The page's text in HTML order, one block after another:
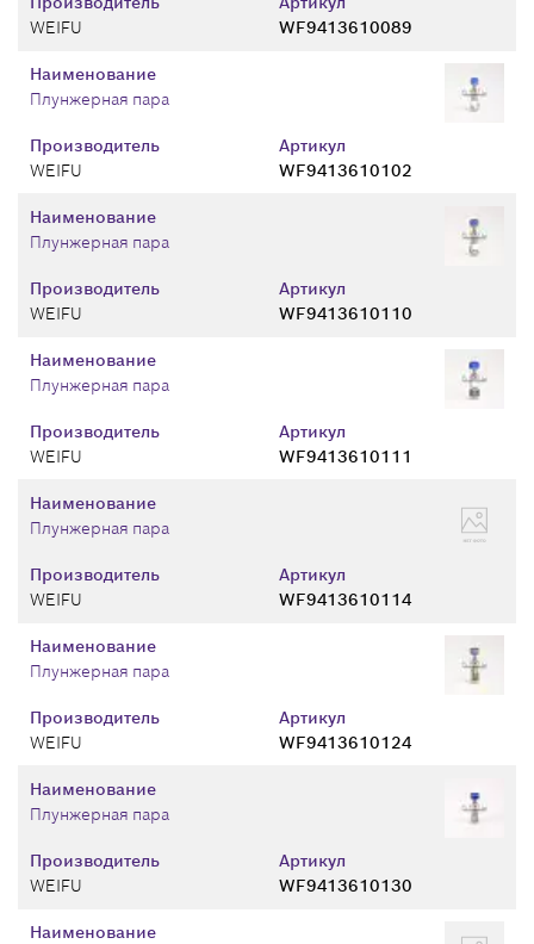
WEIFU
WF9413610089
Производитель
WEIFU
Артикул
WF9413610102
Наименование
Плунжерная пара
Производитель
WEIFU
Артикул
WF9413610110
Наименование
Плунжерная пара
Производитель
WEIFU
Артикул
WF9413610111
Наименование
Плунжерная пара
Производитель
WEIFU
Артикул
WF9413610114
Наименование
Плунжерная пара
Производитель
WEIFU
Артикул
WF9413610124
Наименование
Плунжерная пара
Производитель
WEIFU
Артикул
WF9413610130
Наименование
Плунжерная пара
Наименование